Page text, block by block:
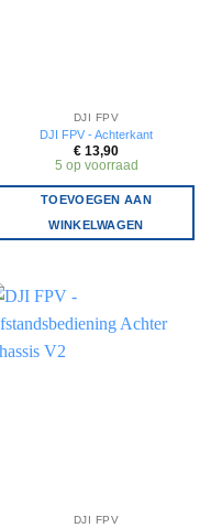
DJI FPV
DJI FPV - Achterkant
€ 13,90
5 op voorraad
TOEVOEGEN AAN
WINKELWAGEN
DJI FPV